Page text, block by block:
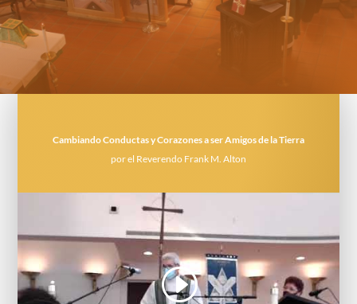
Cambiando Conductas y Corazones a ser Amigos de la Tierra
por el Reverendo Frank M. Alton